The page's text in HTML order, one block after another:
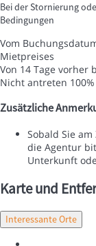
Bei der Stornierung
Bedingungen
Vom
Mietpreises
Von 14 Tage vorher
Nicht antreten
Zusätzliche
Sobald Sie
die Agentur
Unterkunft
Karte und
Interessante Orte